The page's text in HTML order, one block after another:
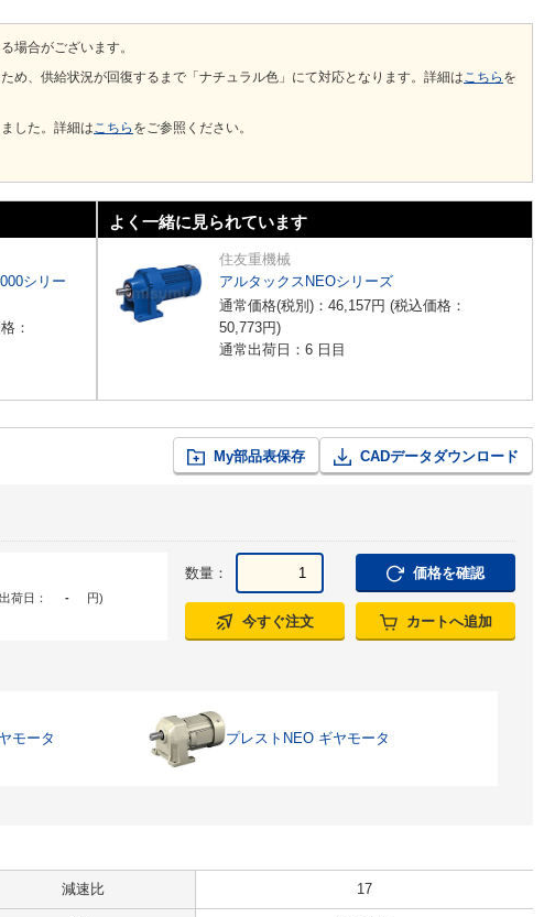
場合がございます。
め、供給状況が回復するまで「ナチュラル色」にて対応となります。詳細はこちら を
した。詳細はこちら をご参照ください。
シリー
：
よく一緒に見られています
住友重機械
アルタックスNEOシリーズ
通常価格(税別)： 46,157円 (税込価格：
50,773円)
通常出荷日：6 日目
My部品表保存 CADデータダウンロード
荷日： - 円)
数量： 価格を確認
今すぐ注文 カートへ追加
モータ プレストNEO ギヤモータ
減速比 17